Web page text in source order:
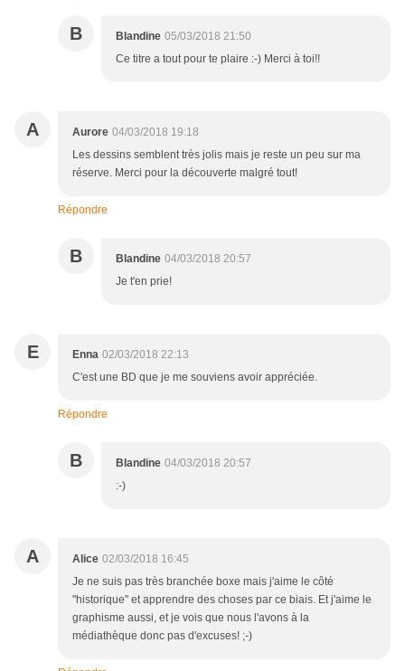
B Blandine 05/03/2018 21:50
Ce titre a tout pour te plaire :-) Merci à toi!!
A Aurore 04/03/2018 19:18
Les dessins semblent très jolis mais je reste un peu sur ma
réserve. Merci pour la découverte malgré tout!
Répondre
B Blandine 04/03/2018 20:57
Je t'en prie!
E Enna 02/03/2018 22:13
C'est une BD que je me souviens avoir appréciée.
Répondre
B Blandine 04/03/2018 20:57
:-)
A Alice 02/03/2018 16:45
Je ne suis pas très branchée boxe mais j'aime le côté
"historique" et apprendre des choses par ce biais. Et j'aime le
graphisme aussi, et je vois que nous l'avons à la
médiathèque donc pas d'excuses! ;-)